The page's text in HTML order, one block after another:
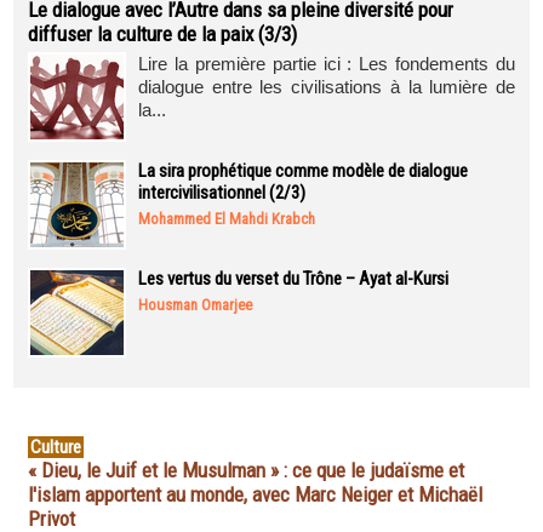
Le dialogue avec l’Autre dans sa pleine diversité pour
diffuser la culture de la paix (3/3)
Lire la première partie ici : Les fondements du
dialogue entre les civilisations à la lumière de
la...
La sira prophétique comme modèle de dialogue
intercivilisationnel (2/3)
Mohammed El Mahdi Krabch
Les vertus du verset du Trône – Ayat al-Kursi
Housman Omarjee
Culture
« Dieu, le Juif et le Musulman » : ce que le judaïsme et
l'islam apportent au monde, avec Marc Neiger et Michaël
Privot